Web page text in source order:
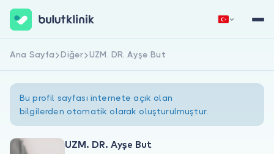
Hemen Kaydol
Ana Sayfa Diğer UZM. DR. Ayşe But
Bu profil sayfası internete açık olan
bilgilerden otomatik olarak oluşturulmuştur.
UZM. DR. Ayşe But